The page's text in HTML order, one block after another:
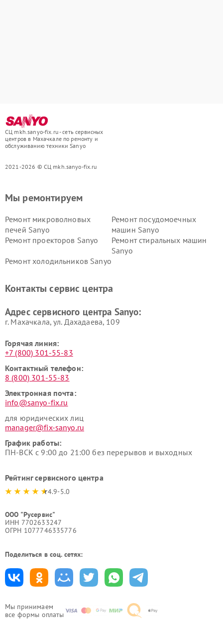
СЦ mkh.sanyo-fix.ru - сеть сервисных
центров в Махачкале по ремонту и
обслуживанию техники Sanyo
2021-2026 © СЦ mkh.sanyo-fix.ru
Мы принимаем
все формы оплаты
Мы ремонтируем
Ремонт микроволновых
печей Sanyo
Ремонт посудомоечных
машин Sanyo
Ремонт проекторов Sanyo
Ремонт стиральных машин
Sanyo
Ремонт холодильников Sanyo
Контакты сервис центра
Адрес сервисного центра Sanyo:
г. Махачкала, ул. Дахадаева, 109
Горячая линия:
+7 (800) 301-55-83
Контактный телефон:
8 (800) 301-55-83
Электронная почта:
info@sanyo-fix.ru
для юридических лиц
manager@fix-sanyo.ru
График работы:
ПН-ВСК с 9:00 до 21:00 без перерывов и выходных
Рейтинг сервисного центра
4.9-5.0
ООО "Русервис"
ИНН 7702633247
ОГРН 1077746335776
Поделиться в соц. сетях: